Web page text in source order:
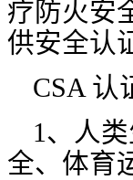
疗防火安
供安全认
CSA 认
1、人
全、体育